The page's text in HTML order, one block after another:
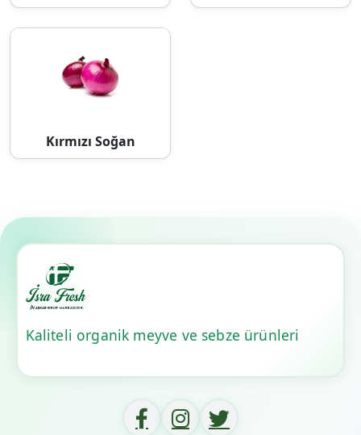
Kırmızı Soğan
Kaliteli organik meyve ve sebze ürünleri